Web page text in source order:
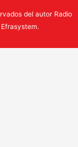
del autor Radio